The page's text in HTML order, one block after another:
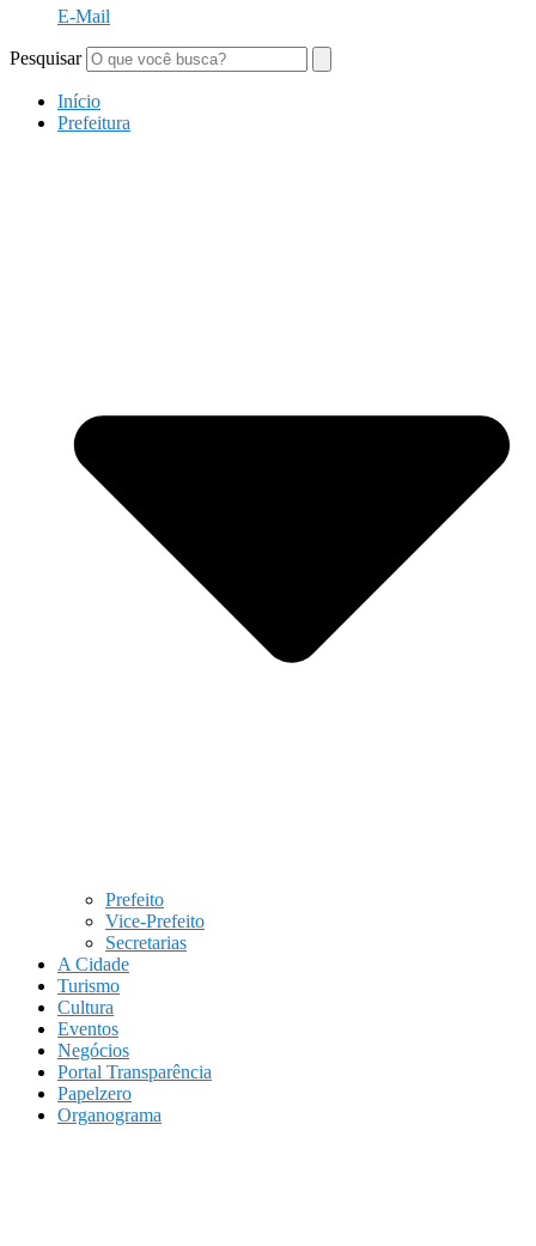
E-Mail
Pesquisar
Início
Prefeitura
Prefeito
Vice-Prefeito
Secretarias
A Cidade
Turismo
Cultura
Eventos
Negócios
Portal Transparência
Papelzero
Organograma